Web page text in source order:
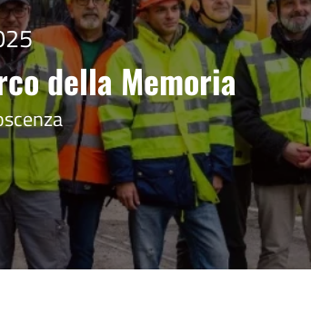
della Memoria